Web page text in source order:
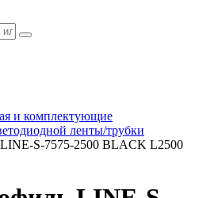
и комплектующие
ленты/трубки
S-7575-2500 BLACK L2500